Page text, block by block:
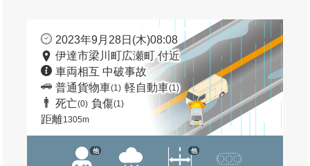
2023年9月28日(木)08:08
伊達市梁川町広瀬町 付近
車両相互 中破事故
普通貨物車(1) 軽自動車(1)
死亡(0) 負傷(1)
距離1305m
他 他